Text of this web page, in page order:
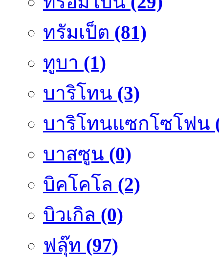
ทรัมเป็ต (81)
ทูบา (1)
บาริโทน (3)
บาริโทนแซกโซโฟน
บาสซูน (0)
บิคโคโล (2)
บิวเกิล (0)
ฟลุ๊ท (97)